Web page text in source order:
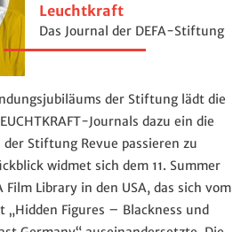
Leuchtkraft
Das Journal der DEFA-Stiftung
der Stiftung lädt die
Journals dazu ein die
Stiftung Revue passieren zu
widmet sich dem 11. Summer
Film Library in den USA, das sich vom
„Hidden Figures – Blackness und